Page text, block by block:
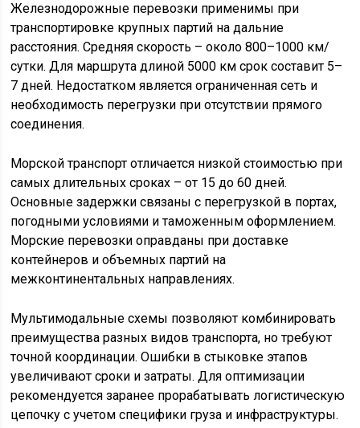
Железнодорожные перевозки применимы при
транспортировке крупных партий на дальние
расстояния. Средняя скорость – около 800–1000 км/
сутки. Для маршрута длиной 5000 км срок составит 5–
7 дней. Недостатком является ограниченная сеть и
необходимость перегрузки при отсутствии прямого
соединения.
Морской транспорт отличается низкой стоимостью при
самых длительных сроках – от 15 до 60 дней.
Основные задержки связаны с перегрузкой в портах,
погодными условиями и таможенным оформлением.
Морские перевозки оправданы при доставке
контейнеров и объемных партий на
межконтинентальных направлениях.
Мультимодальные схемы позволяют комбинировать
преимущества разных видов транспорта, но требуют
точной координации. Ошибки в стыковке этапов
увеличивают сроки и затраты. Для оптимизации
рекомендуется заранее прорабатывать логистическую
цепочку с учетом специфики груза и инфраструктуры.